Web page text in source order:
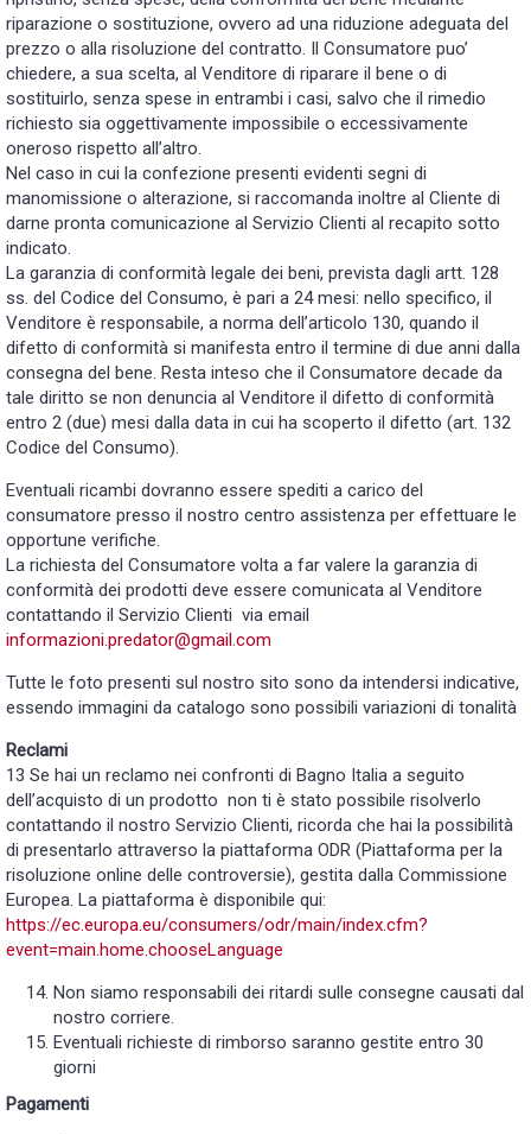
riparazione o sostituzione, ovvero ad una riduzione adeguata del
prezzo o alla risoluzione del contratto. Il Consumatore puo’
chiedere, a sua scelta, al Venditore di riparare il bene o di
sostituirlo, senza spese in entrambi i casi, salvo che il rimedio
richiesto sia oggettivamente impossibile o eccessivamente
oneroso rispetto all’altro.
Nel caso in cui la confezione presenti evidenti segni di
manomissione o alterazione, si raccomanda inoltre al Cliente di
darne pronta comunicazione al Servizio Clienti al recapito sotto
indicato.
La garanzia di conformità legale dei beni, prevista dagli artt. 128
ss. del Codice del Consumo, è pari a 24 mesi: nello specifico, il
Venditore è responsabile, a norma dell’articolo 130, quando il
difetto di conformità si manifesta entro il termine di due anni dalla
consegna del bene. Resta inteso che il Consumatore decade da
tale diritto se non denuncia al Venditore il difetto di conformità
entro 2 (due) mesi dalla data in cui ha scoperto il difetto (art. 132
Codice del Consumo).
Eventuali ricambi dovranno essere spediti a carico del
consumatore presso il nostro centro assistenza per effettuare le
opportune verifiche.
La richiesta del Consumatore volta a far valere la garanzia di
conformità dei prodotti deve essere comunicata al Venditore
contattando il Servizio Clienti via email
informazioni.predator@gmail.com
Tutte le foto presenti sul nostro sito sono da intendersi indicative,
essendo immagini da catalogo sono possibili variazioni di tonalità
Reclami
13 Se hai un reclamo nei confronti di Bagno Italia a seguito
dell’acquisto di un prodotto non ti è stato possibile risolverlo
contattando il nostro Servizio Clienti, ricorda che hai la possibilità
di presentarlo attraverso la piattaforma ODR (Piattaforma per la
risoluzione online delle controversie), gestita dalla Commissione
Europea. La piattaforma è disponibile qui:
https://ec.europa.eu/consumers/odr/main/index.cfm?
event=main.home.chooseLanguage
Non siamo responsabili dei ritardi sulle consegne causati dal
nostro corriere.
Eventuali richieste di rimborso saranno gestite entro 30
giorni
Pagamenti